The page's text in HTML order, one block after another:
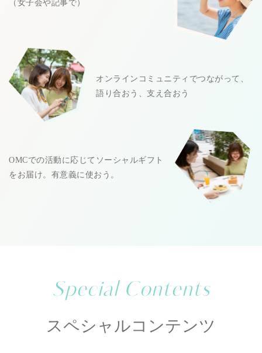
（女子会や記事で）
オンラインコミュニティでつながって、
語り合おう、支え合おう
OMCでの活動に応じてソーシャルギフト
をお届け。有意義に使おう。
Special Contents
スペシャルコンテンツ